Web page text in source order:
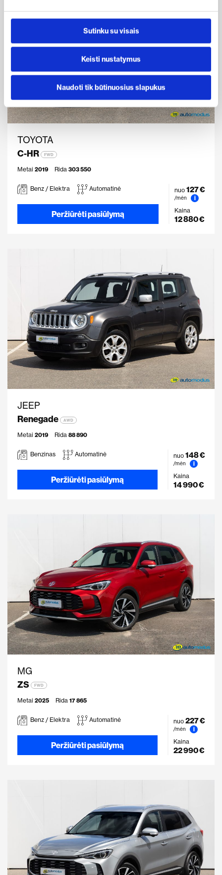
Sutinku su visais
Keisti nustatymus
Naudoti tik būtinuosius slapukus
TOYOTA
C-HR
FWD
Metai 2019 Rida 303 550
Benz / Elektra Automatinė
Peržiūrėti pasiūlymą
nuo 127 €
/mėn
i
Kaina
12 880 €
JEEP
Renegade
AWD
Metai 2019 Rida 88 890
Benzinas Automatinė
Peržiūrėti pasiūlymą
nuo 148 €
/mėn
i
Kaina
14 990 €
MG
ZS
FWD
Metai 2025 Rida 17 865
Benz / Elektra Automatinė
Peržiūrėti pasiūlymą
nuo 227 €
/mėn
i
Kaina
22 990 €